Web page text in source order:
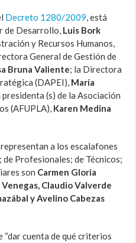
Decreto 1280/2009, está
de Desarrollo, Luis Bork
y Recursos Humanos,
General de Gestión de
Bruna Valiente; la Directora
(DAPEI), María
presidenta (s) de la Asociación
(AFUPLA), Karen Medina
a los escalafones
Profesionales; de Técnicos;
son Carmen Gloria
Claudio Valverde
y Avelino Cabezas
“dar cuenta de qué criterios